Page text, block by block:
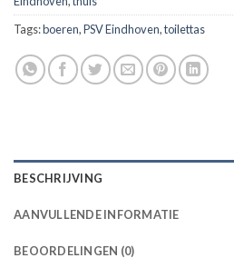
Tags:boeren,PSV Eindhoven,toilettas
BESCHRIJVING
AANVULLENDE INFORMATIE
BEOORDELINGEN (0)